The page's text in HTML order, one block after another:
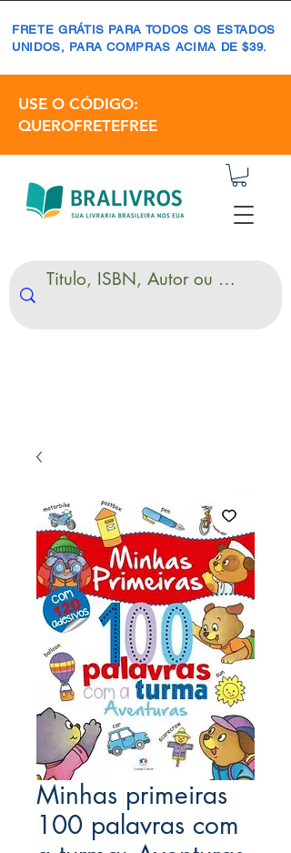
FRETE GRÁTIS PARA TODOS OS ESTADOS
UNIDOS, PARA COMPRAS ACIMA DE $39.
USE O CÓDIGO:
QUEROFRETEFREE
Minhas primeiras
100 palavras com